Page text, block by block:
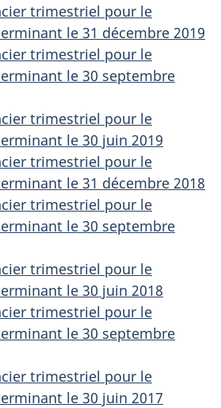
trimestriel pour le
le 31 décembre 2019
trimestriel pour le
le 30 septembre
trimestriel pour le
le 30 juin 2019
trimestriel pour le
le 31 décembre 2018
trimestriel pour le
le 30 septembre
trimestriel pour le
le 30 juin 2018
trimestriel pour le
le 30 septembre
trimestriel pour le
le 30 juin 2017